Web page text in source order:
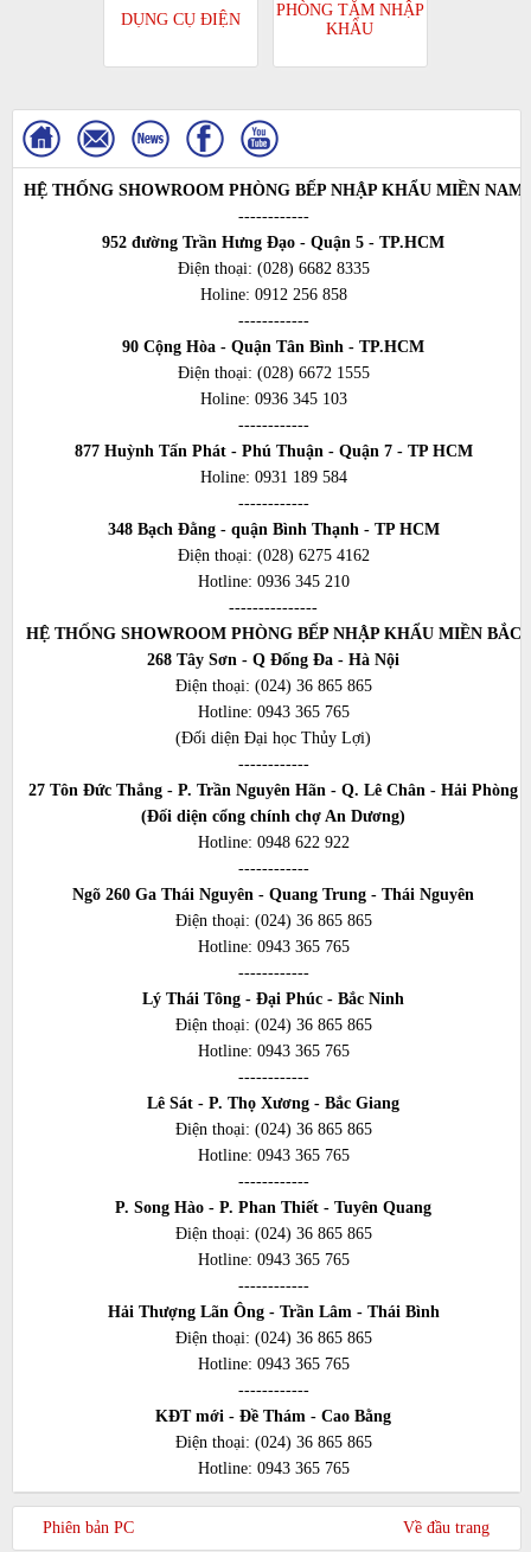
DỤNG CỤ ĐIỆN
PHÒNG TẮM NHẬP
KHẨU
HỆ THỐNG SHOWROOM PHÒNG BẾP NHẬP KHẨU MIỀN NAM
------------
952 đường Trần Hưng Đạo - Quận 5 - TP.HCM
Điện thoại: (028) 6682 8335
Holine: 0912 256 858
------------
90 Cộng Hòa - Quận Tân Bình - TP.HCM
Điện thoại: (028) 6672 1555
Holine: 0936 345 103
------------
877 Huỳnh Tấn Phát - Phú Thuận - Quận 7 - TP HCM
Holine: 0931 189 584
------------
348 Bạch Đằng - quận Bình Thạnh - TP HCM
Điện thoại: (028) 6275 4162
Hotline: 0936 345 210
---------------
HỆ THỐNG SHOWROOM PHÒNG BẾP NHẬP KHẨU MIỀN BẮC
268 Tây Sơn - Q Đống Đa - Hà Nội
Điện thoại: (024) 36 865 865
Hotline: 0943 365 765
(Đối diện Đại học Thủy Lợi)
------------
27 Tôn Đức Thắng - P. Trần Nguyên Hãn - Q. Lê Chân - Hải Phòng
(Đối diện cổng chính chợ An Dương)
Hotline: 0948 622 922
------------
Ngõ 260 Ga Thái Nguyên - Quang Trung - Thái Nguyên
Điện thoại: (024) 36 865 865
Hotline: 0943 365 765
------------
Lý Thái Tông - Đại Phúc - Bắc Ninh
Điện thoại: (024) 36 865 865
Hotline: 0943 365 765
------------
Lê Sát - P. Thọ Xương - Bắc Giang
Điện thoại: (024) 36 865 865
Hotline: 0943 365 765
------------
P. Song Hào - P. Phan Thiết - Tuyên Quang
Điện thoại: (024) 36 865 865
Hotline: 0943 365 765
------------
Hải Thượng Lãn Ông - Trần Lâm - Thái Bình
Điện thoại: (024) 36 865 865
Hotline: 0943 365 765
------------
KĐT mới - Đề Thám - Cao Bằng
Điện thoại: (024) 36 865 865
Hotline: 0943 365 765
Phiên bản PC Về đầu trang